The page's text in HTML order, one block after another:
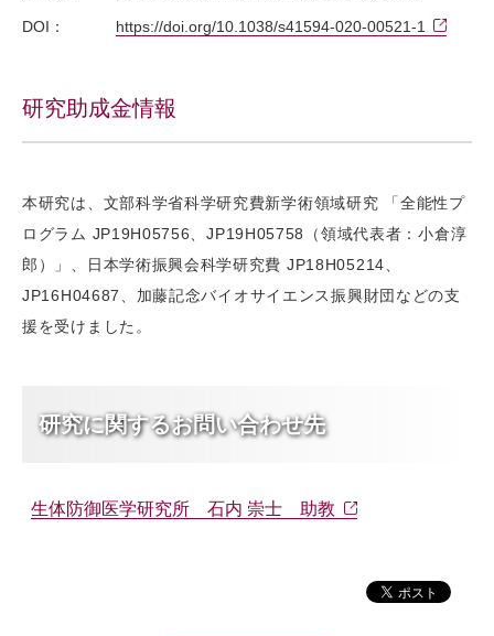
DOI： https://doi.org/10.1038/s41594-020-00521-1
研究助成金情報
本研究は、文部科学省科学研究費新学術領域研究 「全能性プ
ログラム JP19H05756、JP19H05758（領域代表者：小倉淳
郎）」、日本学術振興会科学研究費 JP18H05214、
JP16H04687、加藤記念バイオサイエンス振興財団などの支
援を受けました。
研究に関するお問い合わせ先
生体防御医学研究所 石内 崇士 助教